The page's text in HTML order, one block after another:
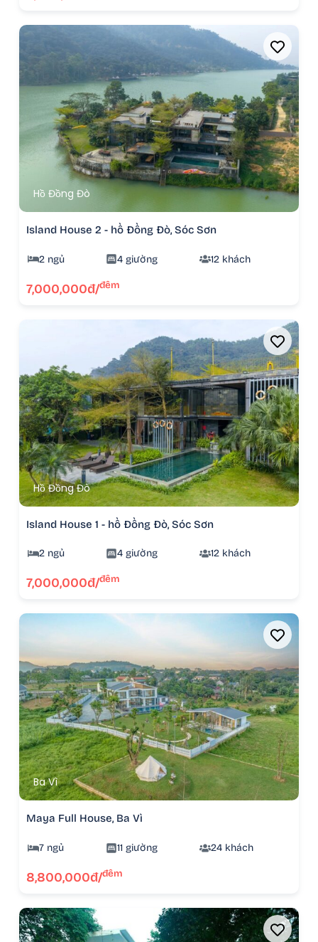
Hồ Đồng Đò
Island House 2 - hồ Đồng Đò, Sóc Sơn
2 ngủ 4 giường 12 khách
7,000,000đ/đêm
Hồ Đồng Đò
Island House 1 - hồ Đồng Đò, Sóc Sơn
2 ngủ 4 giường 12 khách
7,000,000đ/đêm
Ba Vì
Maya Full House, Ba Vì
7 ngủ 11 giường 24 khách
8,800,000đ/đêm